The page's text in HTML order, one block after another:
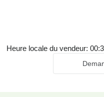
Heure locale du vendeur: